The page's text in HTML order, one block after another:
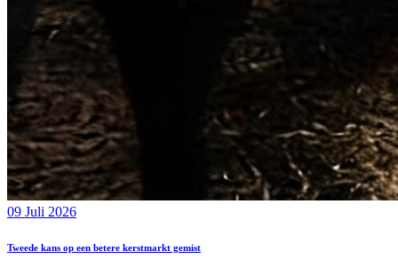
09 Juli 2026
Tweede kans op een betere kerstmarkt gemist